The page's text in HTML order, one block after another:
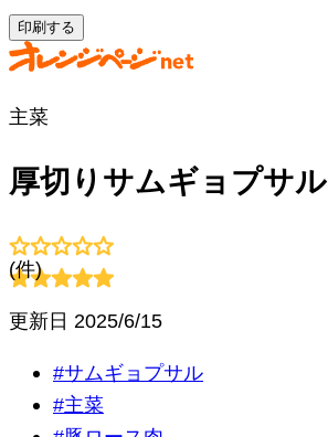
印刷する
主菜
厚切りサムギョプサル
(件)
更新日 2025/6/15
#サムギョプサル
#主菜